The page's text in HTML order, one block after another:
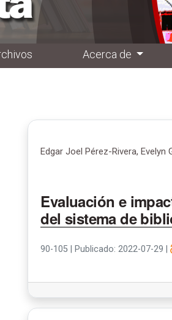
Acerca de
Edgar Joel Pérez-Rivera,
Evaluación e
del sistema de
90-105 Publicado: 2022-07-29 |